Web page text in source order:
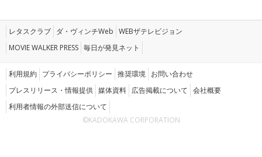
レタスクラブ ダ・ヴィンチWeb WEBザテレビジョン
MOVIE WALKER PRESS 毎日が発見ネット
利用規約 プライバシーポリシー 推奨環境 お問い合わせ
プレスリリース・情報提供 媒体資料 広告掲載について 会社概要
利用者情報の外部送信について
©KADOKAWA CORPORATION